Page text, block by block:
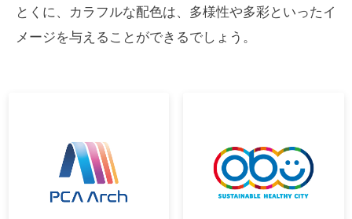
とくに、カラフルな配色は、多様性や多彩といったイ
メージを与えることができるでしょう。